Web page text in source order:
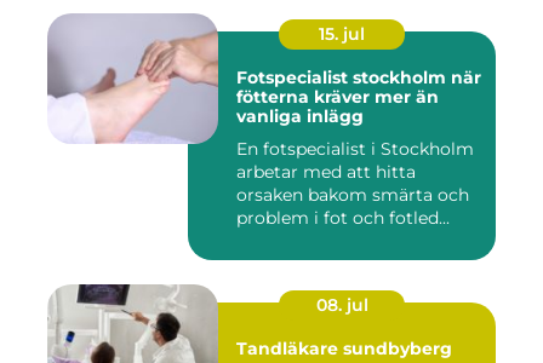
15. jul
Fotspecialist stockholm när
fötterna kräver mer än
vanliga inlägg
En fotspecialist i Stockholm
arbetar med att hitta
orsaken bakom smärta och
problem i fot och fotled...
08. jul
Tandläkare sundbyberg